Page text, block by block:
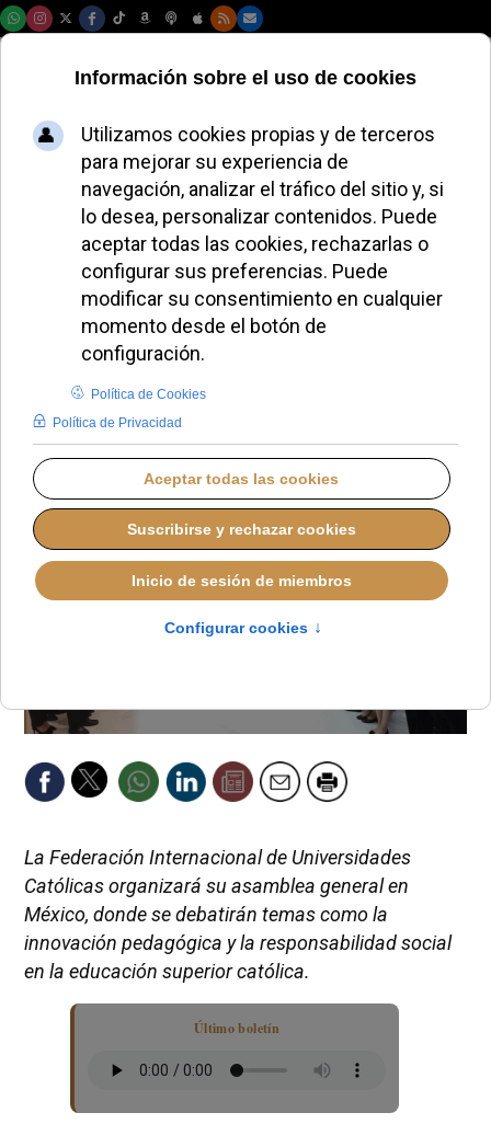
La FIUC celebrará
su asamblea
general de 2025 en
México
ALMUDENA BUENADICHA
HISPANOAMÉRICA
JUEVES, 10 JULIO 2025 08:01
La Federación Internacional de Universidades
Católicas organizará su asamblea general en
México, donde se debatirán temas como la
innovación pedagógica y la responsabilidad social
en la educación superior católica.
Último boletín